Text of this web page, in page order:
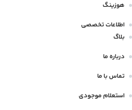
هوزینگ
اطلاعات تخصصی
بلاگ
درباره ما
تماس با ما
استعلام موجودی